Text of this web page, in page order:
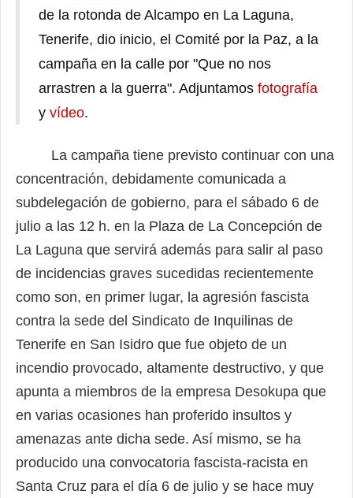
de la rotonda de Alcampo en La Laguna,
Tenerife, dio inicio, el Comité por la Paz, a la
campaña en la calle por "Que no nos
arrastren a la guerra". Adjuntamos fotografía
y vídeo.
La campaña tiene previsto continuar con una
concentración, debidamente comunicada a
subdelegación de gobierno, para el sábado 6 de
julio a las 12 h. en la Plaza de La Concepción de
La Laguna que servirá además para salir al paso
de incidencias graves sucedidas recientemente
como son, en primer lugar, la agresión fascista
contra la sede del Sindicato de Inquilinas de
Tenerife en San Isidro que fue objeto de un
incendio provocado, altamente destructivo, y que
apunta a miembros de la empresa Desokupa que
en varias ocasiones han proferido insultos y
amenazas ante dicha sede. Así mismo, se ha
producido una convocatoria fascista-racista en
Santa Cruz para el día 6 de julio y se hace muy